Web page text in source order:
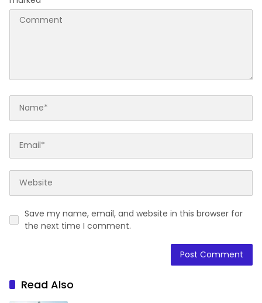
Save my name, email, and website in this browser for
the next time I comment.
Read Also